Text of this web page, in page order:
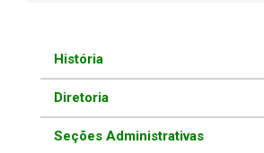
História
Diretoria
Seções Administrativas